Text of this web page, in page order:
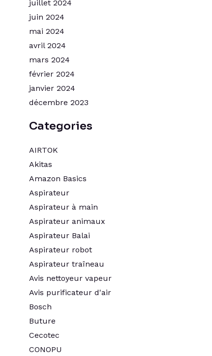
juillet 2024
juin 2024
mai 2024
avril 2024
mars 2024
février 2024
janvier 2024
décembre 2023
Categories
AIRTOK
Akitas
Amazon Basics
Aspirateur
Aspirateur à main
Aspirateur animaux
Aspirateur Balai
Aspirateur robot
Aspirateur traîneau
Avis nettoyeur vapeur
Avis purificateur d'air
Bosch
Buture
Cecotec
CONOPU